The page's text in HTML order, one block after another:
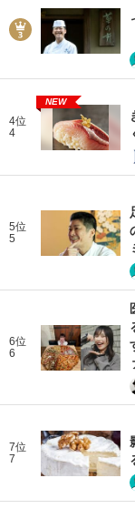
4位
4
NEW
5位
5
6位
6
7位
7